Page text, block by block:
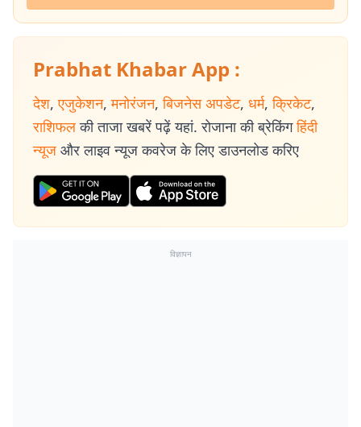
Prabhat Khabar App :
देश, एजुकेशन, मनोरंजन, बिजनेस अपडेट, धर्म, क्रिकेट,
राशिफल की ताजा खबरें पढ़ें यहां. रोजाना की ब्रेकिंग हिंदी
न्यूज और लाइव न्यूज कवरेज के लिए डाउनलोड करिए
विज्ञापन